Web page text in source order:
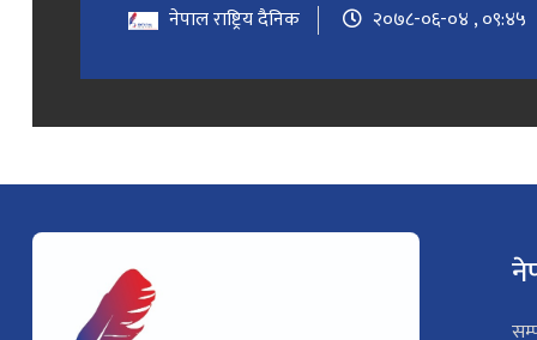
नेपाल राष्ट्रिय दैनिक २०७८-०६-०४ , ०९:४५